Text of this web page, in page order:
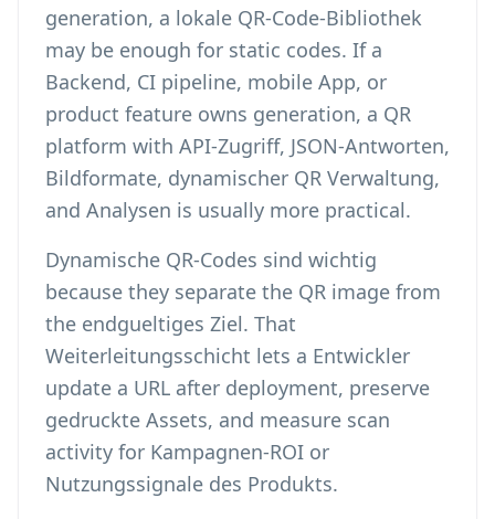
generation, a lokale QR-Code-Bibliothek
may be enough for static codes. If a
Backend, CI pipeline, mobile App, or
product feature owns generation, a QR
platform with API-Zugriff, JSON-Antworten,
Bildformate, dynamischer QR Verwaltung,
and Analysen is usually more practical.
Dynamische QR-Codes sind wichtig
because they separate the QR image from
the endgueltiges Ziel. That
Weiterleitungsschicht lets a Entwickler
update a URL after deployment, preserve
gedruckte Assets, and measure scan
activity for Kampagnen-ROI or
Nutzungssignale des Produkts.